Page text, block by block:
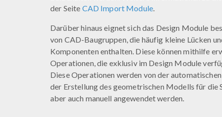
der Seite CAD Import Module.
Darüber hinaus eignet sich das Design Module
von CAD-Baugruppen, die häufig kleine Lücken
Komponenten enthalten. Diese können mithilfe
Operationen, die exklusiv im Design Module
Diese Operationen werden von der
der Erstellung des geometrischen Modells für die
aber auch manuell angewendet werden.